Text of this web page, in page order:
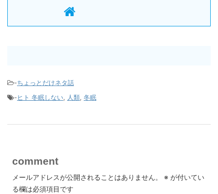
-ちょっとだけネタ話
-ヒト 冬眠しない, 人類, 冬眠
comment
メールアドレスが公開されることはありません。 ※ が付いてい
る欄は必須項目です